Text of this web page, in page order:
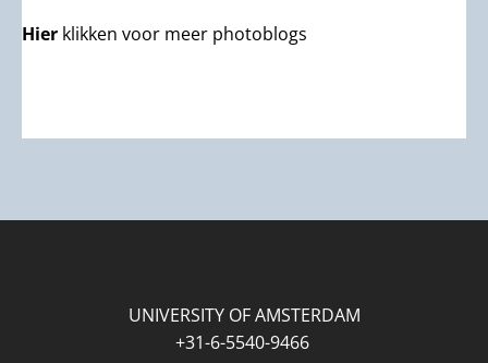
Hier klikken voor meer photoblogs
UNIVERSITY OF AMSTERDAM
+31-6-5540-9466